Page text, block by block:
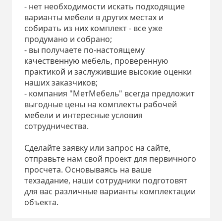
- нет необходимости искать подходящие
варианты мебели в других местах и
собирать из них комплект - все уже
продумано и собрано;
- вы получаете по-настоящему
качественную мебель, проверенную
практикой и заслужившие высокие оценки
наших заказчиков;
- компания "МетМебель" всегда предложит
выгодные цены на комплекты рабочей
мебели и интересные условия
сотрудничества.
Сделайте заявку или запрос на сайте,
отправьте нам свой проект для первичного
просчета. Основываясь на ваше
техзадание, наши сотрудники подготовят
для вас различные варианты комплектации
объекта.